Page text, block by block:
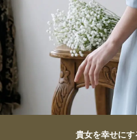
貴女を幸せに